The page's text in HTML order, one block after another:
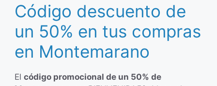
Código descuento de
un 50% en tus compras
en Montemarano
El código promocional de un 50% de